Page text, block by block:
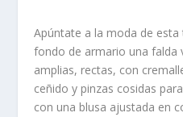
Apúntate a la moda de
fondo de armario una falda
amplias, rectas, con
ceñido y pinzas cosidas
con una blusa ajustada en